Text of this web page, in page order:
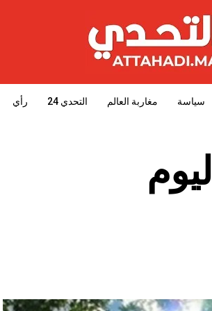
سياسة مغاربة العالم التحدي 24 رأي